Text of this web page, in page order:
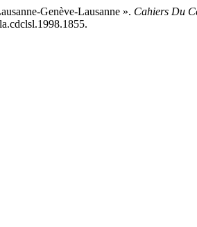
Genève-Lausanne ». Cahiers Du